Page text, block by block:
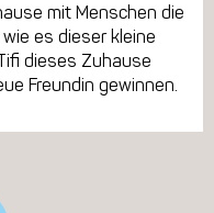
mit Menschen die
es dieser kleine
dieses Zuhause
Freundin gewinnen.